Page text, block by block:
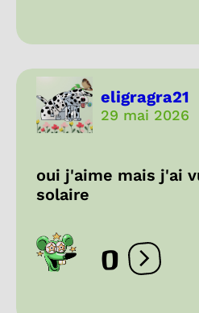
eligragra21
29 mai 2026
oui j'aime mais j'ai
solaire
0 Ouvrir